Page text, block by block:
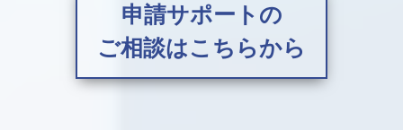
申請サポートの
ご相談はこちらから